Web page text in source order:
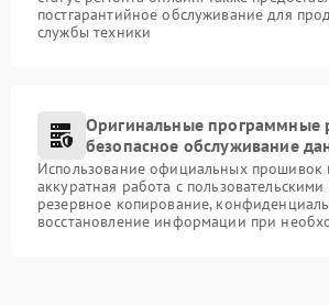
постгарантийное обслуживание для
службы техники
Оригинальные программные
безопасное обслуживание
Использование официальных прошивок
аккуратная работа с
резервное копирование,
восстановление информации при